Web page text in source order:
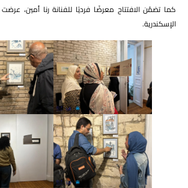
كما تضمّن الافتتاح معرضًا فرديًا للفنانة رنا أمين،
الإسكندرية.